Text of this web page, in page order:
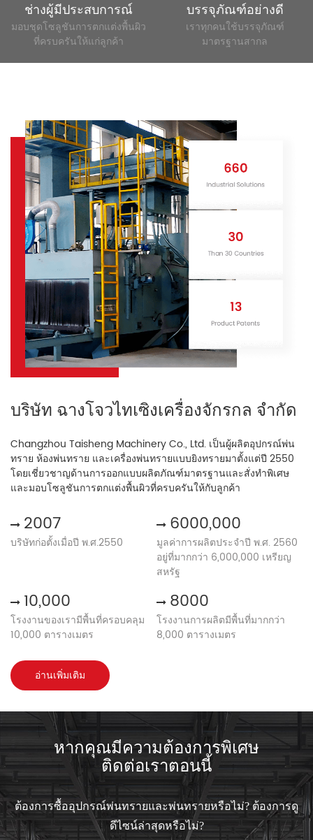
ช่างผู้มีประสบการณ์
มอบชุดโซลูชันการตกแต่งพื้นผิว
ที่ครบครันให้แก่ลูกค้า
บรรจุภัณฑ์อย่างดี
เราทุกคนใช้บรรจุภัณฑ์
มาตรฐานสากล
บริษัท ฉางโจวไทเซิงเครื่องจักรกล จำกัด
Changzhou Taisheng Machinery Co., Ltd. เป็นผู้ผลิตอุปกรณ์พ่น
ทราย ห้องพ่นทราย และเครื่องพ่นทรายแบบยิงทรายมาตั้งแต่ปี 2550
โดยเชี่ยวชาญด้านการออกแบบผลิตภัณฑ์มาตรฐานและสั่งทำพิเศษ
และมอบโซลูชันการตกแต่งพื้นผิวที่ครบครันให้กับลูกค้า
2007
บริษัทก่อตั้งเมื่อปี พ.ศ.2550
6000,000
มูลค่าการผลิตประจำปี พ.ศ. 2560
อยู่ที่มากกว่า 6,000,000 เหรียญ
สหรัฐ
10,000
โรงงานของเรามีพื้นที่ครอบคลุม
10,000 ตารางเมตร
8000
โรงงานการผลิตมีพื้นที่มากกว่า
8,000 ตารางเมตร
อ่านเพิ่มเติม
หากคุณมีความต้องการพิเศษ
ติดต่อเราตอนนี้
ต้องการซื้ออุปกรณ์พ่นทรายและพ่นทรายหรือไม่? ต้องการดู
ดีไซน์ล่าสุดหรือไม่?